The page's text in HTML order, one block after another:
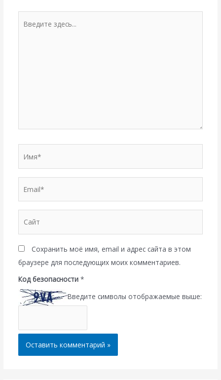
здесь...
Сохранить моё имя, email и адрес сайта в этом
браузере для последующих моих комментариев.
Код безопасности *
Введите символы отображаемые выше: